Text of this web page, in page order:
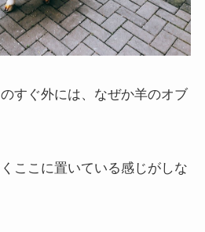
すぐ外には、なぜか羊のオブ
ここに置いている感じがしな